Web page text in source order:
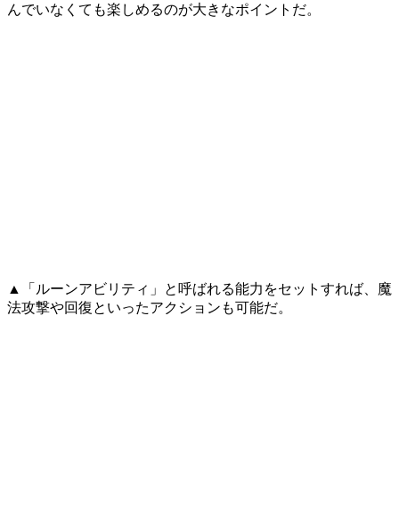
んでいなくても楽しめるのが大きなポイントだ。
▲「ルーンアビリティ」と呼ばれる能力をセットすれば、魔
法攻撃や回復といったアクションも可能だ。